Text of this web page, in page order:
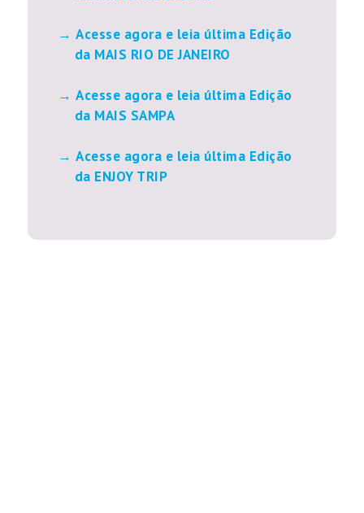
Acesse agora e leia última Edição
da MAIS RIO DE JANEIRO
Acesse agora e leia última Edição
da MAIS SAMPA
Acesse agora e leia última Edição
da ENJOY TRIP